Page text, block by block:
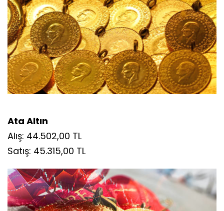
Ata Altın
Alış: 44.502,00 TL
Satış: 45.315,00 TL